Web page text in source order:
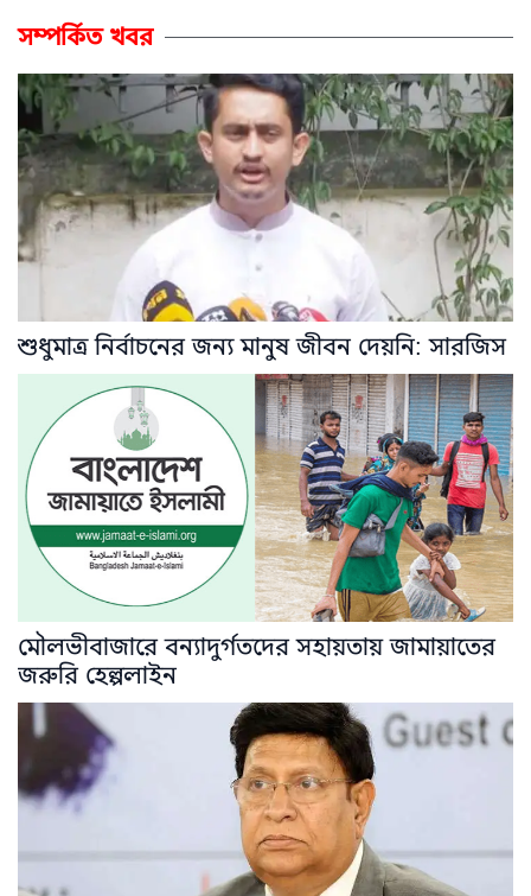
সম্পর্কিত খবর
শুধুমাত্র নির্বাচনের জন্য মানুষ জীবন দেয়নি: সারজিস
মৌলভীবাজারে বন্যাদুর্গতদের সহায়তায় জামায়াতের
জরুরি হেল্পলাইন